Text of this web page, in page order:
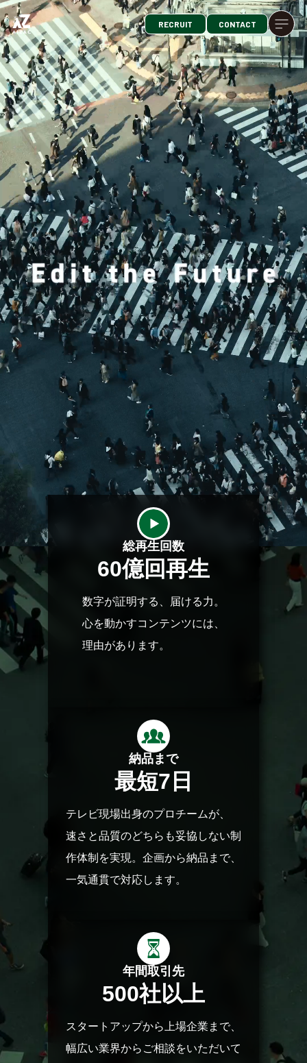
RECRUIT CONTACT
総再生回数
60億回再生
数字が証明する、届ける力。
心を動かすコンテンツには、
理由があります。
納品まで
最短7 日
テレビ現場出身のプロチームが、
速さと品質のどちらも妥協しない制
作体制を実現。企画から納品まで、
一気通貫で対応します。
年間取引先
500社以上
スタートアップから上場企業まで、
幅広い業界からご相談をいただいて